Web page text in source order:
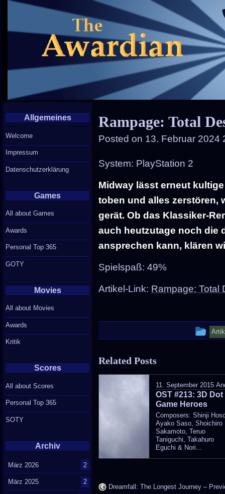
Rampage: Total
Posted on 13. Februar 2024
System: PlayStation 2
Midway lässt erneut
toben und alles zerstören,
gerät. Ob das Klassiker-
auch heutzutage noch die
ansprechen kann, klären
Spielspaß: 49%
Artikel-Link: Rampage: Total
in
Related Posts
11. September 2015
OST #213: 3D Dot
Game Heroes
Composers: Shinji
Ayako Saso, Shoichiro
Sakamoto, Teruo
Taniguchi, Takahuro
Eguchi & Nori...
Dreamfall: The Longest Journey –
Allgemeines
Welcome
Impressum
Datenschutzerklärung
Games
All about Games
Awards
Personal Top 365
GOTY
Movies
All about Movies
Awards
Kritik
Scores
All about Scores
Personal Top 365
SOTY
Archiv
März 2026 2
März 2025 2